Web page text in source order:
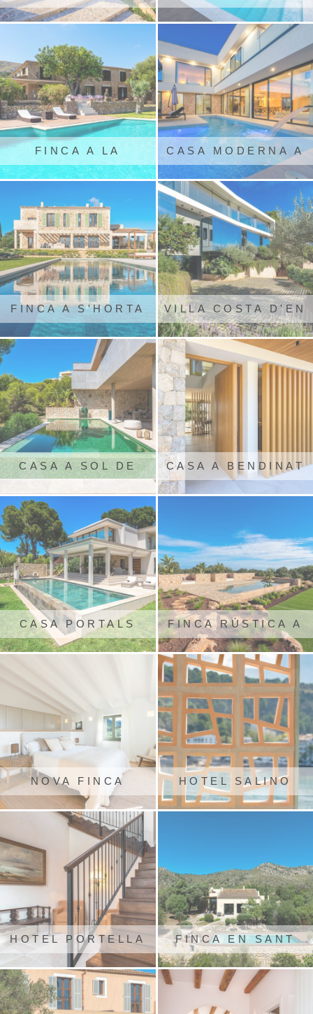
(VALLDEMOSSA) PONÇA
FINCA A LA
COLONIA SANT
PERE
CASA MODERNA A
SA CAVANETA
FINCA A S'HORTA VILLA COSTA D'EN
BLANES
CASA A SOL DE
MALLORCA
CASA A BENDINAT
CASA PORTALS
NOUS
FINCA RÚSTICA A
PORTO COLOM
NOVA FINCA
RÚSTICA A
SANTANYÍ
HOTEL SALINO
PORT
HOTEL PORTELLA FINCA EN SANT
LLORENÇ DE
CARDASSAR